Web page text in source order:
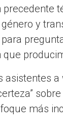
y
asistentes
más